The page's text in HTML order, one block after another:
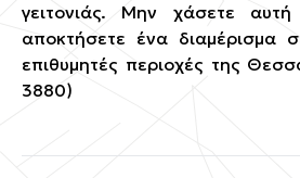
γειτονιάς. Μην χάσετε
αποκτήσετε ένα διαμέρισμα
επιθυμητές περιοχές της
3880)